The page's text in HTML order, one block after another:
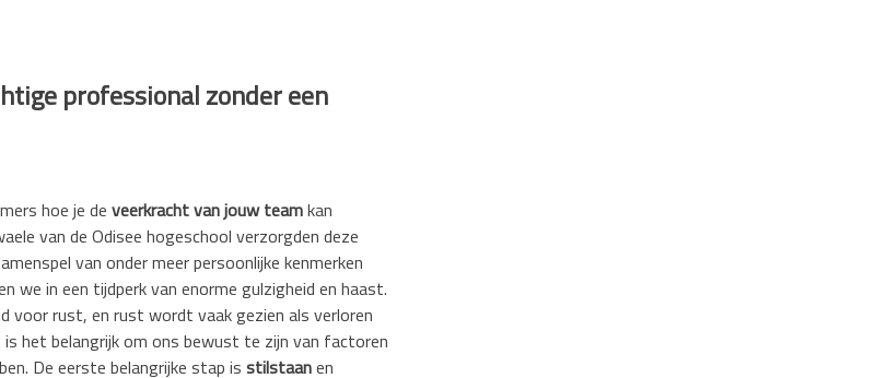
professional zonder een
hoe je de veerkracht van jouw team kan
van de Odisee hogeschool verzorgden deze
van onder meer persoonlijke kenmerken
we in een tijdperk van enorme gulzigheid en haast.
voor rust, en rust wordt vaak gezien als verloren
het belangrijk om ons bewust te zijn van factoren
De eerste belangrijke stap is stilstaan en